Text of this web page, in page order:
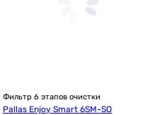
Фильтр 6 этапов очистки
Pallas Enjoy Smart 6SM-SO